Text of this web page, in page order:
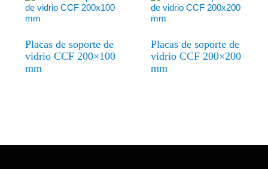
Placas de soporte de
vidrio CCF 200×100
mm
Placas de soporte de
vidrio CCF 200×200
mm